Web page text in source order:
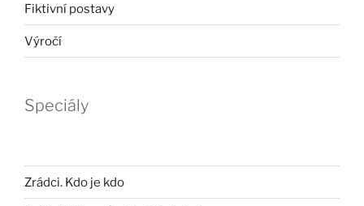
Fiktivní postavy
Výročí
Speciály
Zrádci. Kdo je kdo